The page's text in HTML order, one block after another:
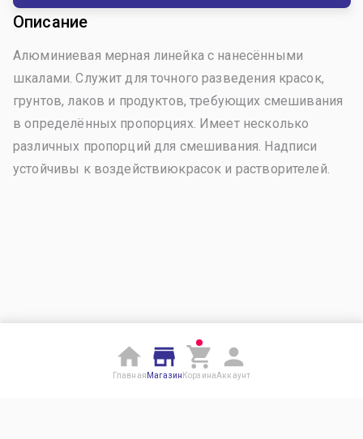
Описание
Алюминиевая мерная линейка с нанесёнными
шкалами. Служит для точного разведения красок,
грунтов, лаков и продуктов, требующих смешивания
в определённых пропорциях. Имеет несколько
различных пропорций для смешивания. Надписи
устойчивы к воздействиюкрасок и растворителей.
Главная Магазин КорзинаАккаунт